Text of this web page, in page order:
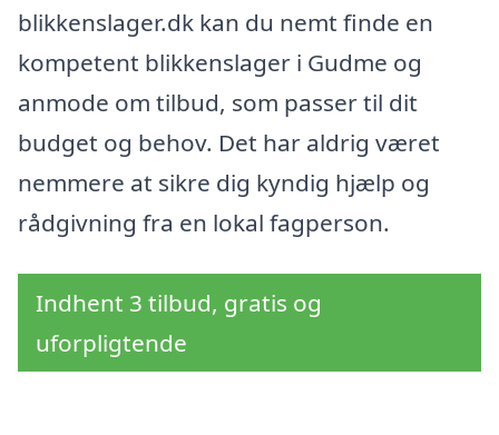
blikkenslager.dk kan du nemt finde en
kompetent blikkenslager i Gudme og
anmode om tilbud, som passer til dit
budget og behov. Det har aldrig været
nemmere at sikre dig kyndig hjælp og
rådgivning fra en lokal fagperson.
Indhent 3 tilbud, gratis og
uforpligtende